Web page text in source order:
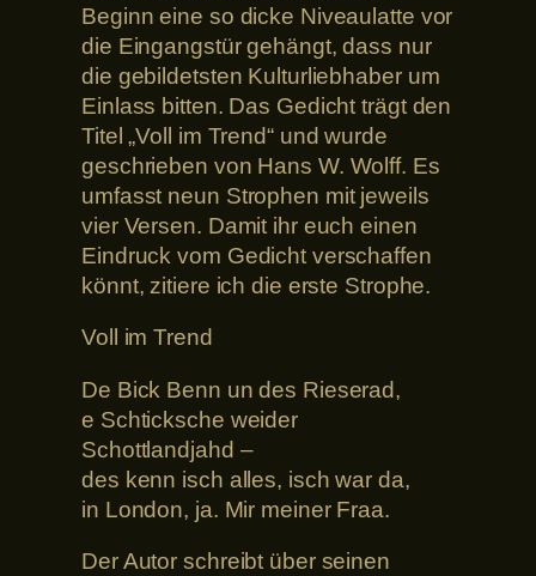
Beginn eine so dicke Niveaulatte vor
die Eingangstür gehängt, dass nur
die gebildetsten Kulturliebhaber um
Einlass bitten. Das Gedicht trägt den
Titel „Voll im Trend“ und wurde
geschrieben von Hans W. Wolff. Es
umfasst neun Strophen mit jeweils
vier Versen. Damit ihr euch einen
Eindruck vom Gedicht verschaffen
könnt, zitiere ich die erste Strophe.
Voll im Trend
De Bick Benn un des Rieserad,
e Schticksche weider
Schottlandjahd –
des kenn isch alles, isch war da,
in London, ja. Mir meiner Fraa.
Der Autor schreibt über seinen